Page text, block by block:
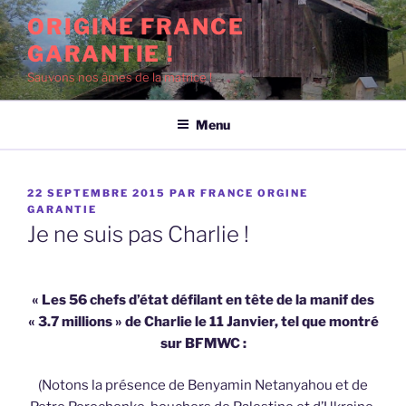
Aller
au
contenu
principal
ORIGINE FRANCE
GARANTIE !
Sauvons nos âmes de la matrice !
Menu
PUBLIÉ
LE
22 SEPTEMBRE 2015 PAR FRANCE ORGINE
GARANTIE
Je ne suis pas Charlie !
« Les 56 chefs d’état défilant en tête de la manif des
« 3.7 millions » de Charlie le 11 Janvier, tel que montré
sur BFMWC :
(Notons la présence de Benyamin Netanyahou et de